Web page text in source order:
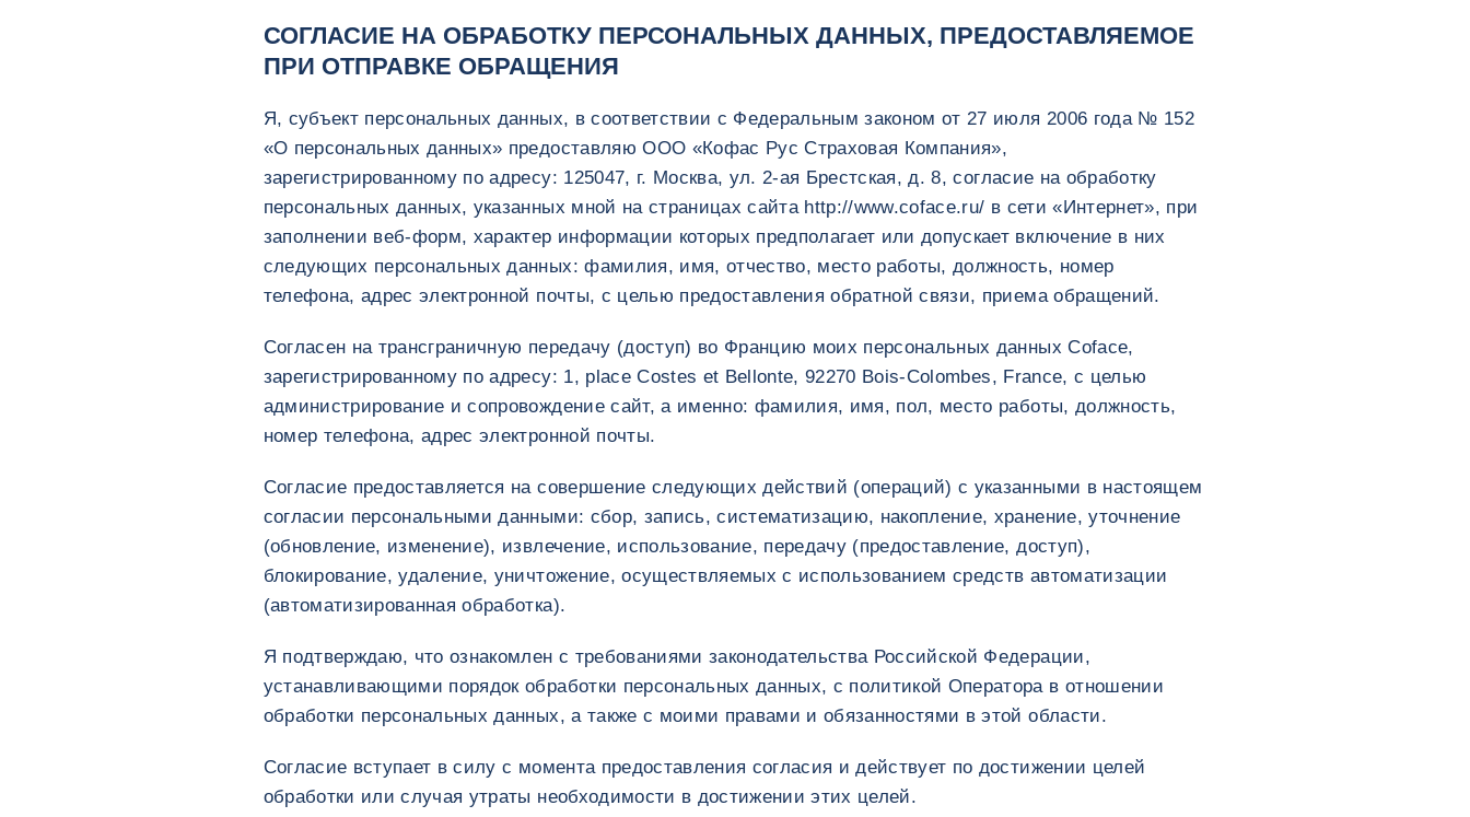
СОГЛАСИЕ НА ОБРАБОТКУ ПЕРСОНАЛЬНЫХ ДАННЫХ, ПРЕДОСТАВЛЯЕМОЕ
ПРИ ОТПРАВКЕ ОБРАЩЕНИЯ
Я, субъект персональных данных, в соответствии с Федеральным законом от 27 июля 2006 года № 152
«О персональных данных» предоставляю ООО «Кофас Рус Страховая Компания»,
зарегистрированному по адресу: 125047, г. Москва, ул. 2-ая Брестская, д. 8, согласие на обработку
персональных данных, указанных мной на страницах сайта http://www.coface.ru/ в сети «Интернет», при
заполнении веб-форм, характер информации которых предполагает или допускает включение в них
следующих персональных данных: фамилия, имя, отчество, место работы, должность, номер
телефона, адрес электронной почты, с целью предоставления обратной связи, приема обращений.
Согласен на трансграничную передачу (доступ) во Францию моих персональных данных Coface,
зарегистрированному по адресу: 1, place Costes et Bellonte, 92270 Bois-Colombes, France, с целью
администрирование и сопровождение сайт, а именно: фамилия, имя, пол, место работы, должность,
номер телефона, адрес электронной почты.
Согласие предоставляется на совершение следующих действий (операций) с указанными в настоящем
согласии персональными данными: сбор, запись, систематизацию, накопление, хранение, уточнение
(обновление, изменение), извлечение, использование, передачу (предоставление, доступ),
блокирование, удаление, уничтожение, осуществляемых с использованием средств автоматизации
(автоматизированная обработка).
Я подтверждаю, что ознакомлен с требованиями законодательства Российской Федерации,
устанавливающими порядок обработки персональных данных, с политикой Оператора в отношении
обработки персональных данных, а также с моими правами и обязанностями в этой области.
Согласие вступает в силу с момента предоставления согласия и действует по достижении целей
обработки или случая утраты необходимости в достижении этих целей.